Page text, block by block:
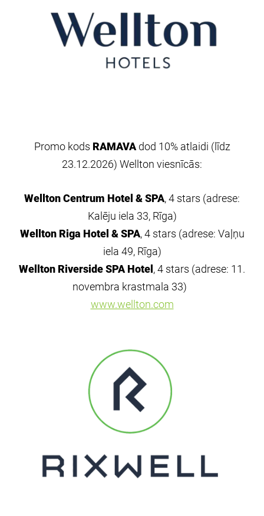
Promokods RAMAVAdod 10% atlaidi (līdz
23.12.2026) Wellton viesnīcās:
WelltonCentrum Hotel & SPA, 4 stars (adrese:
Kalēju iela 33, Rīga)
Wellton Riga Hotel & SPA, 4 stars (adrese: Vaļņu
iela 49, Rīga)
Wellton RiversideSPAHotel , 4 stars (adrese: 11.
novembra krastmala 33)
www.wellton.com